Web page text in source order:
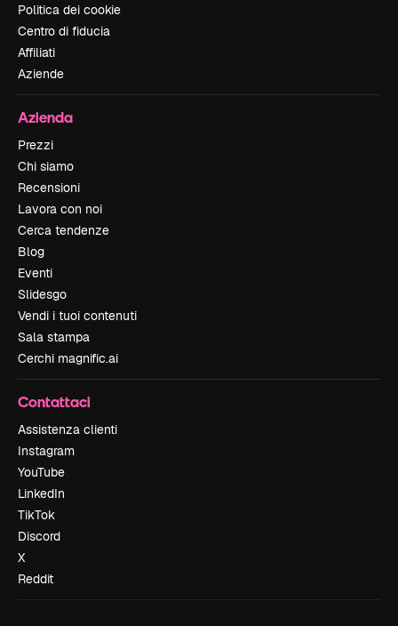
Politica dei cookie
Centro di fiducia
Affiliati
Aziende
Azienda
Prezzi
Chi siamo
Recensioni
Lavora con noi
Cerca tendenze
Blog
Eventi
Slidesgo
Vendi i tuoi contenuti
Sala stampa
Cerchi magnific.ai
Contattaci
Assistenza clienti
Instagram
YouTube
LinkedIn
TikTok
Discord
X
Reddit